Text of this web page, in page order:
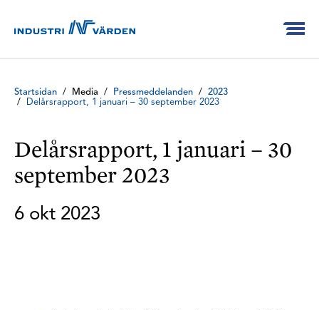
Startsidan / Media / Pressmeddelanden /
2023
/
Delårsrapport, 1 januari – 30 september 2023
Delårsrapport, 1 januari – 30
september 2023
6 okt 2023